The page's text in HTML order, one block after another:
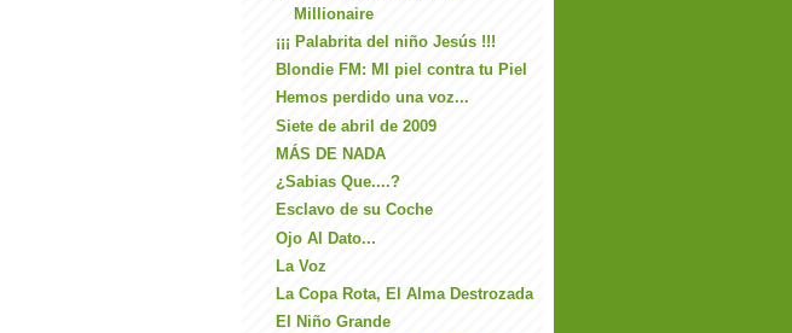
Millionaire
¡¡¡ Palabrita del niño Jesús !!!
Blondie FM: MI piel contra tu Piel
Hemos perdido una voz...
Siete de abril de 2009
MÁS DE NADA
¿Sabias Que....?
Esclavo de su Coche
Ojo Al Dato...
La Voz
La Copa Rota, El Alma Destrozada
El Niño Grande